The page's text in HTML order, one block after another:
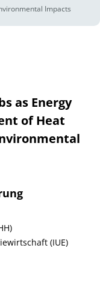
Impacts
as Energy
of Heat
(IUE)